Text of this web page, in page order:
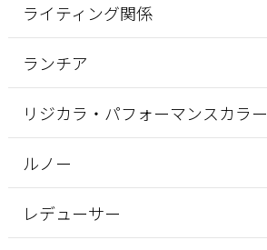
ライティング関係
ランチア
リジカラ・パフォーマンスカラー
ルノー
レデューサー